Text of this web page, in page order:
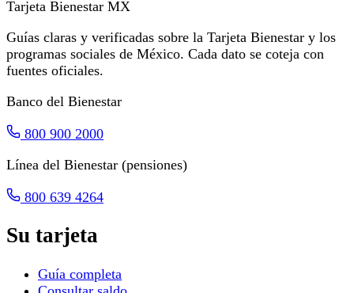
Tarjeta Bienestar MX
Guías claras y verificadas sobre la Tarjeta Bienestar y los
programas sociales de México. Cada dato se coteja con
fuentes oficiales.
Banco del Bienestar
800 900 2000
Línea del Bienestar (pensiones)
800 639 4264
Su tarjeta
Guía completa